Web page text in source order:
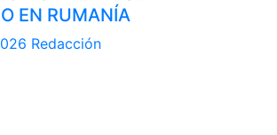
EN RUMANÍA
Redacción